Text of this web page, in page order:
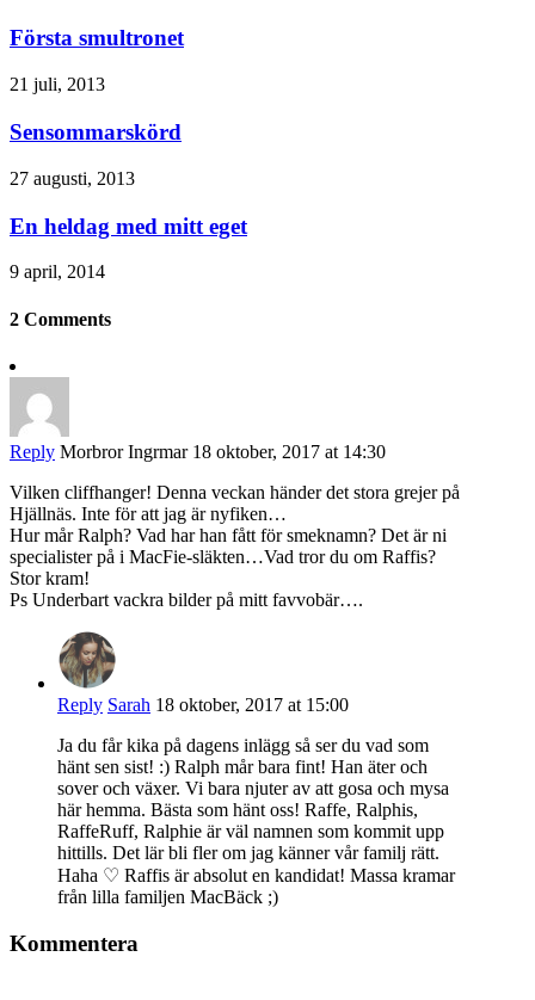
Första smultronet
21 juli, 2013
Sensommarskörd
27 augusti, 2013
En heldag med mitt eget
9 april, 2014
2 Comments
Reply Morbror Ingrmar 18 oktober, 2017 at 14:30
Vilken cliffhanger! Denna veckan händer det stora grejer på
Hjällnäs. Inte för att jag är nyfiken…
Hur mår Ralph? Vad har han fått för smeknamn? Det är ni
specialister på i MacFie-släkten…Vad tror du om Raffis?
Stor kram!
Ps Underbart vackra bilder på mitt favvobär….
Reply Sarah 18 oktober, 2017 at 15:00
Ja du får kika på dagens inlägg så ser du vad som
hänt sen sist! :) Ralph mår bara fint! Han äter och
sover och växer. Vi bara njuter av att gosa och mysa
här hemma. Bästa som hänt oss! Raffe, Ralphis,
RaffeRuff, Ralphie är väl namnen som kommit upp
hittills. Det lär bli fler om jag känner vår familj rätt.
Haha ♡ Raffis är absolut en kandidat! Massa kramar
från lilla familjen MacBäck ;)
Kommentera